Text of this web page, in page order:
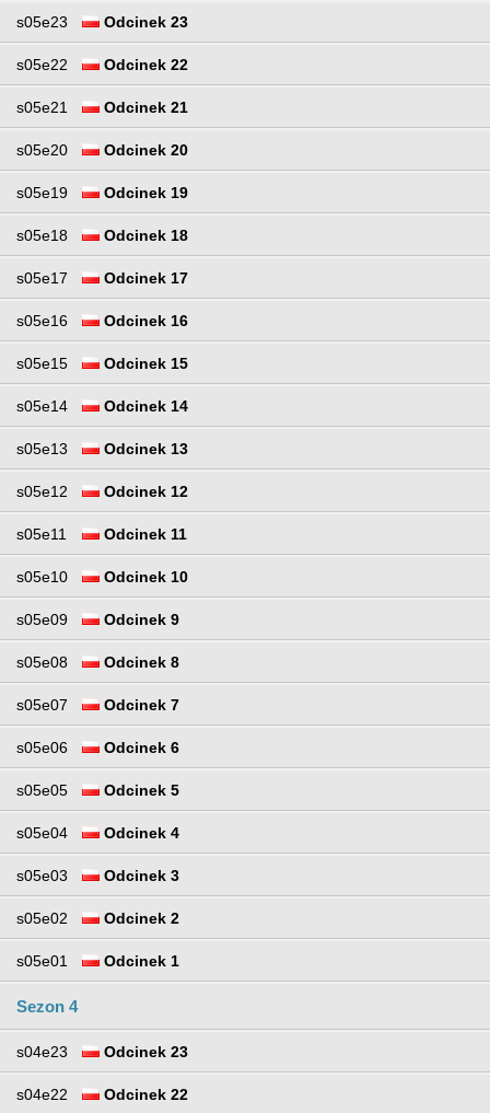
s05e23 Odcinek 23
s05e22 Odcinek 22
s05e21 Odcinek 21
s05e20 Odcinek 20
s05e19 Odcinek 19
s05e18 Odcinek 18
s05e17 Odcinek 17
s05e16 Odcinek 16
s05e15 Odcinek 15
s05e14 Odcinek 14
s05e13 Odcinek 13
s05e12 Odcinek 12
s05e11 Odcinek 11
s05e10 Odcinek 10
s05e09 Odcinek 9
s05e08 Odcinek 8
s05e07 Odcinek 7
s05e06 Odcinek 6
s05e05 Odcinek 5
s05e04 Odcinek 4
s05e03 Odcinek 3
s05e02 Odcinek 2
s05e01 Odcinek 1
Sezon 4
s04e23 Odcinek 23
s04e22 Odcinek 22